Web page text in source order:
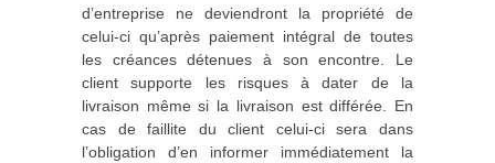
d’entreprise ne deviendront la propriété de
celui‐ci qu’après paiement intégral de toutes
les créances détenues à son encontre. Le
client supporte les risques à dater de la
livraison même si la livraison est différée. En
cas de faillite du client celui‐ci sera dans
l’obligation d’en informer immédiatement la